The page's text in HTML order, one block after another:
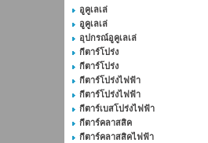
อูคูเลเล่
อูคูเลเล่
อุปกรณ์อูคูเลเล่
กีตาร์โปร่ง
กีตาร์โปร่ง
กีตาร์โปร่งไฟฟ้า
กีตาร์โปร่งไฟฟ้า
กีตาร์เบสโปร่งไฟฟ้า
กีตาร์คลาสสิค
กีตาร์คลาสสิคไฟฟ้า